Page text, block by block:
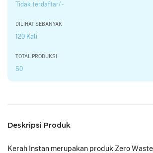
Tidak terdaftar/ -
DILIHAT SEBANYAK
120 Kali
TOTAL PRODUKSI
50
Deskripsi Produk
Kerah Instan merupakan produk Zero Waste